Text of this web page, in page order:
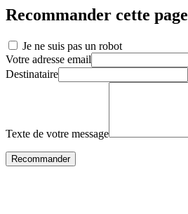
Recommander cette page
Je ne suis pas un robot
Votre adresse email
Destinataire
Texte de votre message